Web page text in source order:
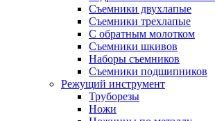
Съемники двухлапые
Съемники трехлапые
С обратным молотком
Съемники шкивов
Наборы съемников
Съемники подшипников
Режущий инструмент
Труборезы
Ножи